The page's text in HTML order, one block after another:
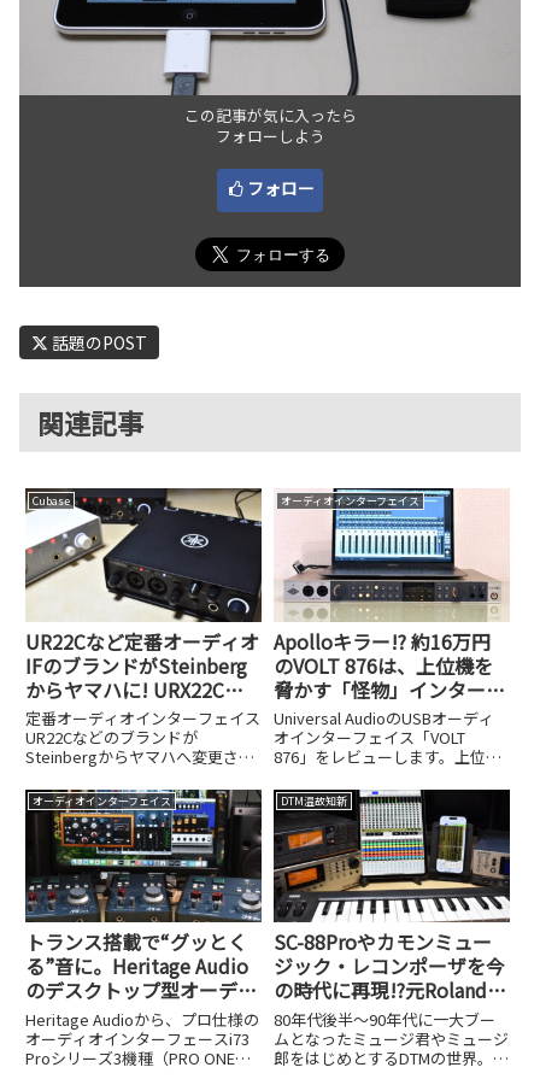
この記事が気に入ったら
フォローしよう
フォロー
話題のPOST
関連記事
Cubase
UR22Cなど定番オーディオ
IFのブランドがSteinberg
からヤマハに! URX22Cや
UR22MK3など品番も変更
定番オーディオインターフェイス
UR22Cなどのブランドが
Steinbergからヤマハへ変更され
新しい品番と変更の背景を解説し
ます。
オーディオインターフェイス
Apolloキラー!? 約16万円
のVOLT 876は、上位機を
脅かす「怪物」インターフ
ェイスだった
Universal AudioのUSBオーディ
オインターフェイス「VOLT
876」をレビューします。上位モ
約16万円という価格とともに検
証しました。
オーディオインターフェイス
トランス搭載で“グッとく
る”音に。Heritage Audio
のデスクトップ型オーディ
オインターフェイス、i73
Proシリーズ3機種が発売
Heritage Audioから、プロ仕様の
オーディオインターフェースi73
Proシリーズ3機種（PRO ONE：
DTM温故知新
SC-88Proやカモンミュー
ジック・レコンポーザを今
の時代に再現!?元Roland技
術者が個人でリリースした
iOSアプリ、UK-868がスゴ
イ!
80年代後半～90年代に一大ブー
ムとなったミュージ君やミュージ
郎をはじめとするDTMの世界。